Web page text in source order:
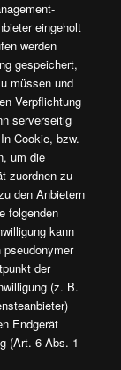
eingeholt
werden
gespeichert,
müssen und
Verpflichtung
serverseitig
Cookie, bzw.
um die
zuordnen zu
den Anbietern
folgenden
kann
der
(z. B.
Endgerät
(Art. 6 Abs. 1